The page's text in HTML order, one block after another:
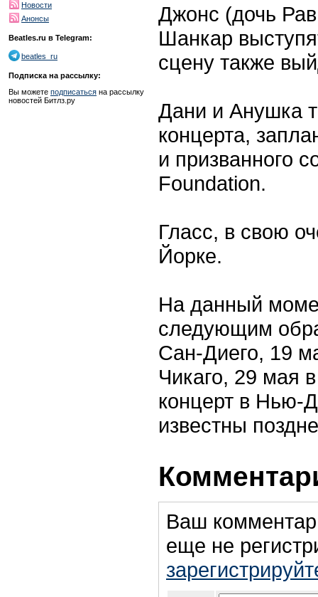
Новости
Анонсы
Beatles.ru в Telegram:
beatles_ru
Подписка на рассылку:
Вы можете подписаться на рассылку
новостей Битлз.ру
Джонс (дочь
Шанкар
сцену также
Дани и Анушка
концерта,
и призванного
Foundation.
Гласс, в свою
Йорке.
На данный
следующим
Сан-Диего, 19
Чикаго, 29 мая
концерт в Нью-
известны
Ваш
еще не